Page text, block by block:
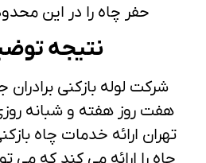
حفر چاه را در این
نتیجه
شرکت لوله بازکنی
هفت روز هفته و شبانه
تهران ارائه خدمات چاه
چاه را ارائه می کند که می